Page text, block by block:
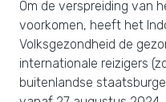
Om de verspreiding van
voorkomen, heeft het
Volksgezondheid de
internationale reizigers
buitenlandse